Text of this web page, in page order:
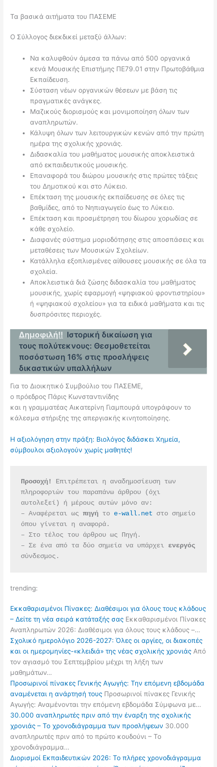
Τα βασικά αιτήματα του ΠΑΣΕΜΕ
Ο Σύλλογος διεκδικεί μεταξύ άλλων:
Να καλυφθούν άμεσα τα πάνω από 500 οργανικά
κενά Μουσικής Επιστήμης ΠΕ79.01 στην Πρωτοβάθμια
Εκπαίδευση.
Σύσταση νέων οργανικών θέσεων με βάση τις
πραγματικές ανάγκες.
Μαζικούς διορισμούς και μονιμοποίηση όλων των
αναπληρωτών.
Κάλυψη όλων των λειτουργικών κενών από την πρώτη
ημέρα της σχολικής χρονιάς.
Διδασκαλία του μαθήματος μουσικής αποκλειστικά
από εκπαιδευτικούς μουσικής.
Επαναφορά του διώρου μουσικής στις πρώτες τάξεις
του Δημοτικού και στο Λύκειο.
Επέκταση της μουσικής εκπαίδευσης σε όλες τις
βαθμίδες, από το Νηπιαγωγείο έως το Λύκειο.
Επέκταση και προσμέτρηση του δίωρου χορωδίας σε
κάθε σχολείο.
Διαφανές σύστημα μοριοδότησης στις αποσπάσεις και
μεταθέσεις των Μουσικών Σχολείων.
Κατάλληλα εξοπλισμένες αίθουσες μουσικής σε όλα τα
σχολεία.
Αποκλειστικά διά ζώσης διδασκαλία του μαθήματος
μουσικής, χωρίς εφαρμογή «ψηφιακού φροντιστηρίου»
ή «ψηφιακού σχολείου» για τα ειδικά μαθήματα και τις
δυσπρόσιτες περιοχές.
Δημοφιλή!! Ιστορική δικαίωση για
τους πολύτεκνους: Θεσμοθετείται
ποσόστωση 16% στις προσλήψεις
δικαστικών υπαλλήλων
Για το Διοικητικό Συμβούλιο του ΠΑΣΕΜΕ,
ο πρόεδρος Πάρις Κωνσταντινίδης
και η γραμματέας Αικατερίνη Γιαμπουρά υπογράφουν το
κάλεσμα στήριξης της απεργιακής κινητοποίησης.
Η αξιολόγηση στην πράξη: Βιολόγος διδάσκει Χημεία,
σύμβουλοι αξιολογούν χωρίς μαθητές!
Προσοχή!
Επιτρέπεται η αναδημοσίευση των
πληροφοριών του παραπάνω άρθρου (όχι
αυτολεξεί) ή μέρους αυτών μόνο αν:
– Αναφέρεται ως πηγή το e-wall.net στο σημείο
όπου γίνεται η αναφορά.
– Στο τέλος του άρθρου ως Πηγή.
– Σε ένα από τα δύο σημεία να υπάρχει
σύνδεσμος.
trending:
Εκκαθαρισμένοι Πίνακες: Διαθέσιμοι για όλους τους κλάδους
– Δείτε τη νέα σειρά κατάταξής σας Εκκαθαρισμένοι Πίνακες
Αναπληρωτών 2026: Διαθέσιμοι για όλους τους κλάδους –…
Σχολικό ημερολόγιο 2026-2027: Όλες οι αργίες, οι διακοπές
και οι ημερομηνίες-«κλειδιά» της νέας σχολικής χρονιάς Από
τον αγιασμό του Σεπτεμβρίου μέχρι τη λήξη των
μαθημάτων…
Προσωρινοί πίνακες Γενικής Αγωγής: Την επόμενη εβδομάδα
αναμένεται η ανάρτησή τους Προσωρινοί πίνακες Γενικής
Αγωγής: Αναμένονται την επόμενη εβδομάδα Σύμφωνα με…
30.000 αναπληρωτές πριν από την έναρξη της σχολικής
χρονιάς – Το χρονοδιάγραμμα των προσλήψεων 30.000
αναπληρωτές πριν από το πρώτο κουδούνι – Το
χρονοδιάγραμμα…
Διορισμοί Εκπαιδευτικών 2026: Το πλήρες χρονοδιάγραμμα